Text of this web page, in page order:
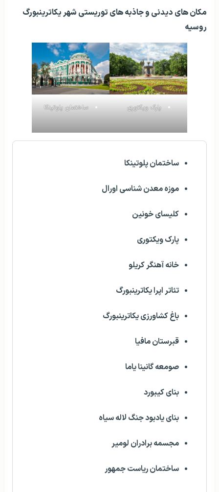
مکان‌ های دیدنی و جاذبه‌ های توریستی شهر یکاترینبورگ
روسیه
پارک ویکتوری ساختمان پلوتینکا
ساختمان پلوتینکا
موزه معدن شناسی اورال
کلیسای خونین
پارک ویکتوری
خانه آهنگر کریلو
تئاتر اپرا یکاترینبورگ
باغ کشاورزی یکاترینبورگ
قبرستان مافیا
صومعه گانینا یاما
بنای کیبورد
بنای یادبود جنگ لاله سیاه
مجسمه برادران لومیر
ساختمان ریاست جمهور